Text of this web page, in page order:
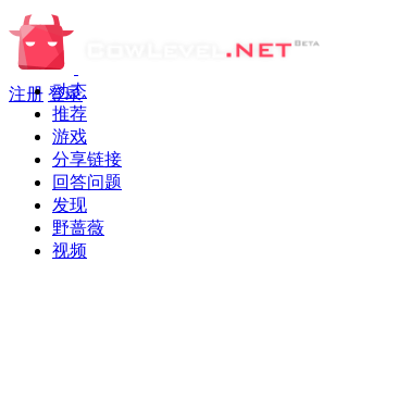
注册 登录
动态
推荐
游戏
分享链接
回答问题
发现
野蔷薇
视频